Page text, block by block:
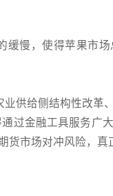
慢，使得苹果市
供给侧结构性改革
过金融工具服务广
市场对冲风险，真